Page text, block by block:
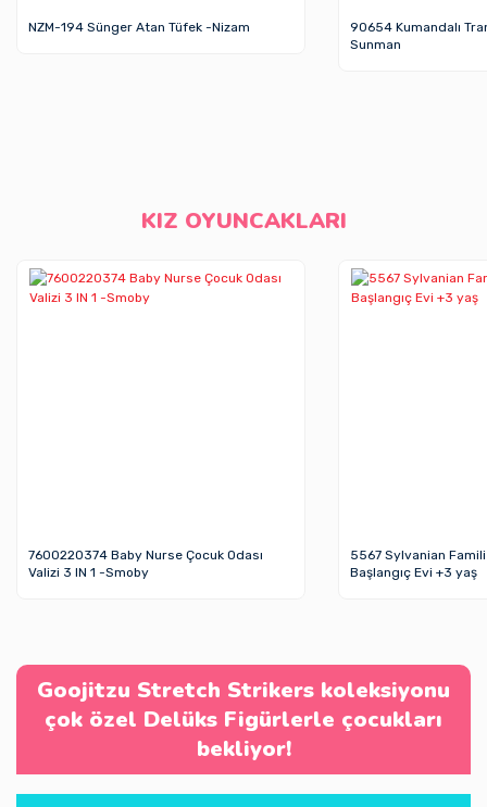
NZM-194 Sünger Atan Tüfek -Nizam
90654 Kumandalı
Sunman
KIZ OYUNCAKLARI
7600220374 Baby Nurse Çocuk Odası
Valizi 3 IN 1 -Smoby
5567 Sylvanian
Başlangıç Evi +3 yaş
Goojitzu Stretch Strikers koleksiyonu
çok özel Delüks Figürlerle çocukları
bekliyor!